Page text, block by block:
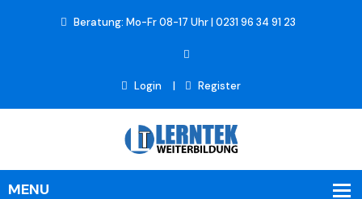
Beratung: Mo-Fr 08-17 Uhr | 0231 96 34 91 23
Login Register